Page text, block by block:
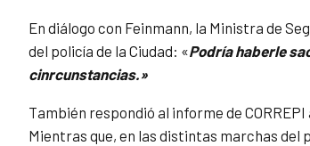
En diálogo con Feinmann, la Ministra de
del policía de la Ciudad: «Podría haberle
cinrcunstancias.»
También respondió al informe de
Mientras que, en las distintas marchas del